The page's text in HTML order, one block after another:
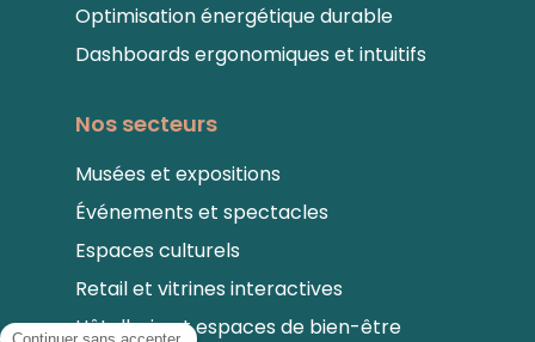
Optimisation énergétique durable
Dashboards ergonomiques et intuitifs
Nos secteurs
Musées et expositions
Événements et spectacles
Espaces culturels
Retail et vitrines interactives
Hôtellerie et espaces de bien-être